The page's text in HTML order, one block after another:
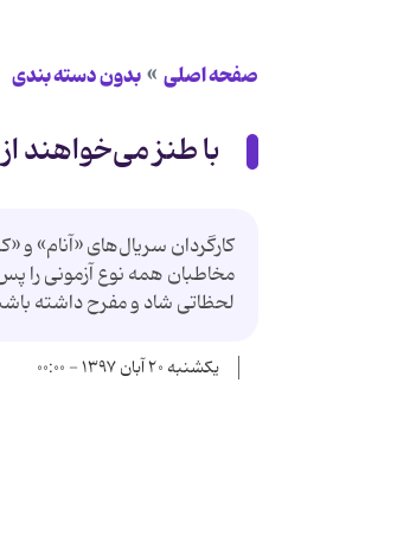
صفحه اصلی بدون دسته بندی
با طنز می‌خواهند
کارگردان سریال‌های «آنام» و
مخاطبان همه نوع آزمونی را
لحظاتی شاد و مفرح داشته
یکشنبه ۲۰ آبان ۱۳۹۷ - ۰۰:۰۰